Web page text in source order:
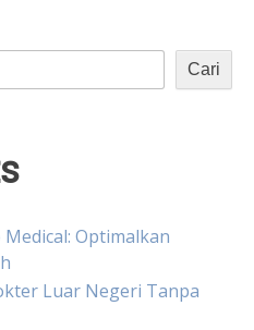
Cari
Optimalkan
Luar Negeri Tanpa